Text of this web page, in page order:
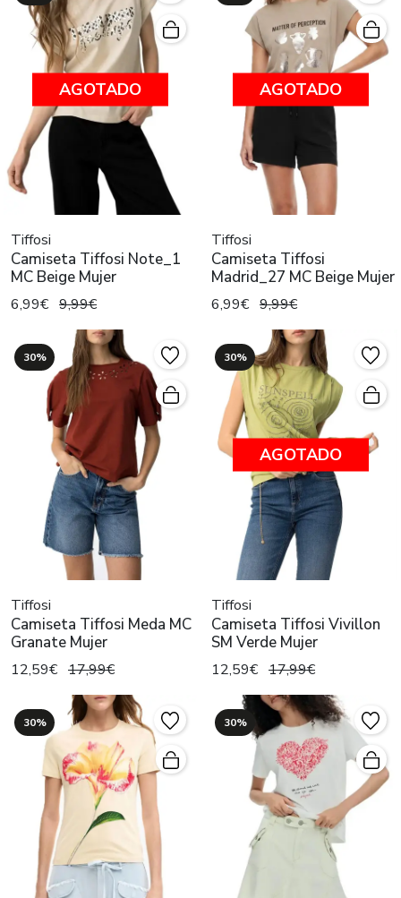
AGOTADO
Tiffosi
Camiseta Tiffosi Note_1
MC Beige Mujer
6,99€ 9,99€
AGOTADO
Tiffosi
Camiseta Tiffosi
Madrid_27 MC Beige Mujer
6,99€ 9,99€
30%
Tiffosi
Camiseta Tiffosi Meda MC
Granate Mujer
12,59€ 17,99€
30%
AGOTADO
Tiffosi
Camiseta Tiffosi Vivillon
SM Verde Mujer
12,59€ 17,99€
30% 30%